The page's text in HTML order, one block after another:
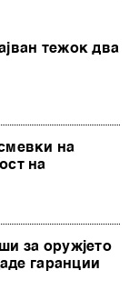
тежок два
на
на
за оружјето
гаранции